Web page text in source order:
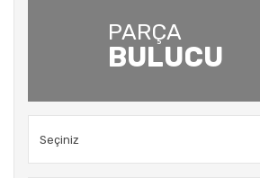
PARÇA
BULUCU